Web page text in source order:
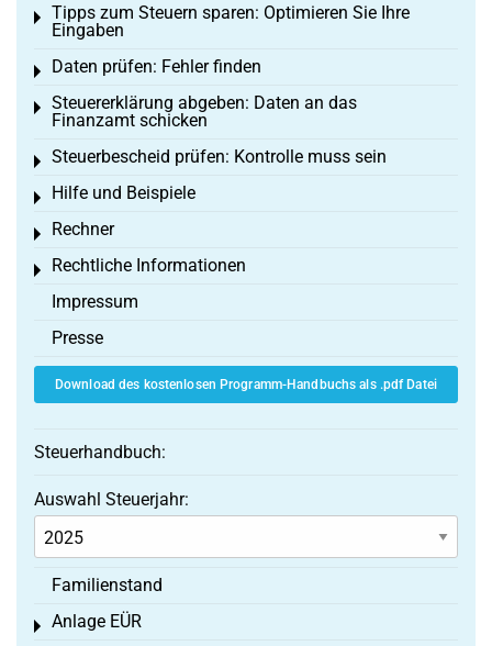
Tipps zum Steuern sparen: Optimieren Sie Ihre
Eingaben
Toggle menu
Daten prüfen: Fehler finden
Toggle menu
Steuererklärung abgeben: Daten an das
Finanzamt schicken
Toggle menu
Steuerbescheid prüfen: Kontrolle muss sein
Toggle menu
Hilfe und Beispiele
Toggle menu
Rechner
Toggle menu
Rechtliche Informationen
Toggle menu
Impressum
Presse
Download des kostenlosen Programm-Handbuchs als .pdf Datei
Steuerhandbuch:
Auswahl Steuerjahr:
Familienstand
Anlage EÜR
Toggle menu